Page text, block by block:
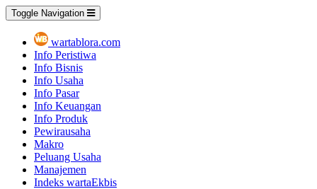
Toggle Navigation
wartablora.com
Info Peristiwa
Info Bisnis
Info Usaha
Info Pasar
Info Keuangan
Info Produk
Pewirausaha
Makro
Peluang Usaha
Manajemen
Indeks wartaEkbis